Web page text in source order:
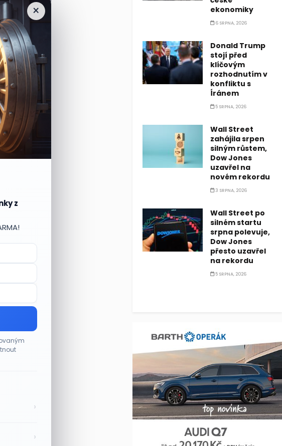
×
z
›
›
ekonomiky
6 SRPNA, 2026
Donald Trump
stojí před
klíčovým
rozhodnutím v
konfliktu s
Íránem
5 SRPNA, 2026
Wall Street
zahájila srpen
silným růstem,
Dow Jones
uzavřel na
novém rekordu
3 SRPNA, 2026
Wall Street po
silném startu
srpna polevuje,
Dow Jones
přesto uzavřel
na rekordu
5 SRPNA, 2026